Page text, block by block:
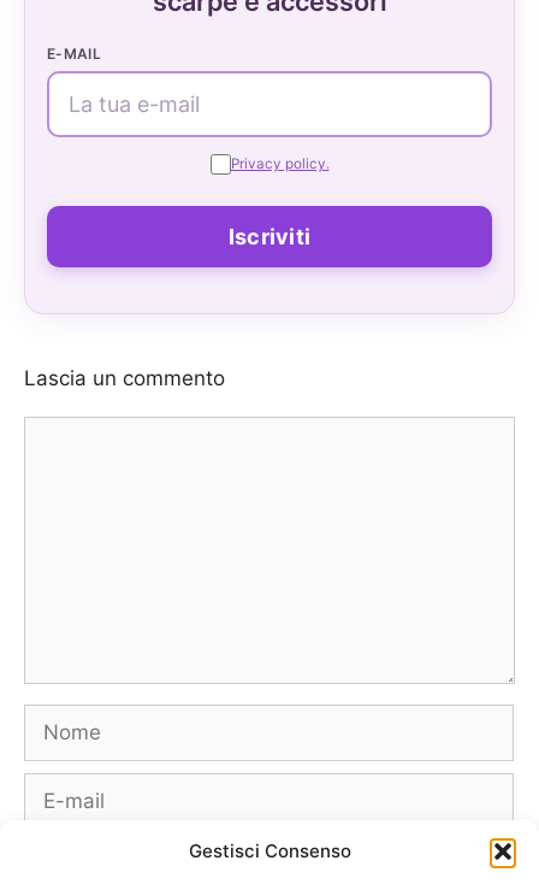
Gestisci Consenso
E-MAIL
Privacy policy.
Lascia un commento
Nome
E-
mail